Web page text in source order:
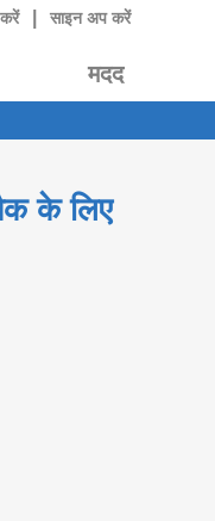
साइन अप करें
मदद
के लिए